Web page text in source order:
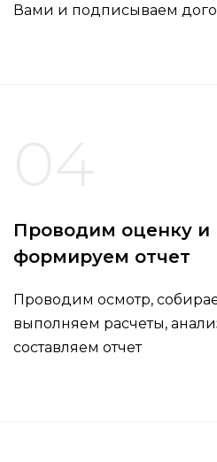
Вами и подписываем
Проводим оценку и
формируем отчет
Проводим осмотр,
выполняем расчеты,
составляем отчет